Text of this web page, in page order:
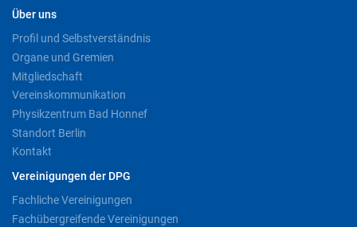
Über uns
Profil und Selbstverständnis
Organe und Gremien
Mitgliedschaft
Vereinskommunikation
Physikzentrum Bad Honnef
Standort Berlin
Kontakt
Vereinigungen der DPG
Fachliche Vereinigungen
Fachübergreifende Vereinigungen